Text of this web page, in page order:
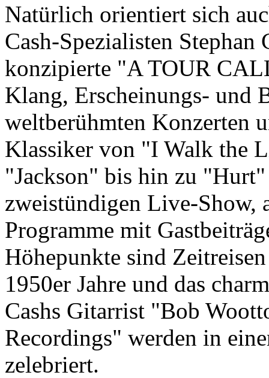
Natürlich orientiert sich
Cash-Spezialisten
konzipierte "A TOUR
Klang, Erscheinungs- und
weltberühmten Konzerten
Klassiker von "I Walk the
"Jackson" bis hin zu
zweistündigen Live-Show,
Programme mit
Höhepunkte sind
1950er Jahre und das
Cashs Gitarrist "Bob
Recordings" werden in
zelebriert.